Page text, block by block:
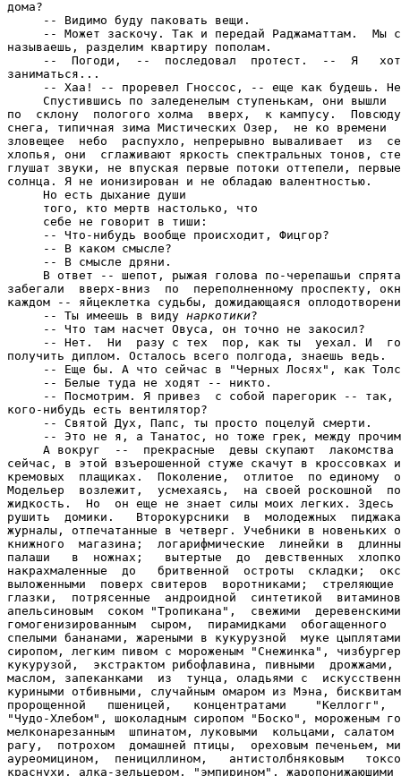
наркотики?
     -- Что там насчет Овуса, он точно не закосил?
-- Нет.  Ни  разу с тех  пор, как ты  уехал. И
получить диплом. Осталось всего полгода, знаешь ведь.
-- Еще бы. А что сейчас в "Черных Лосях", как
     -- Белые туда не ходят -- никто.
-- Посмотрим. Я привез  с собой парегорик -- так,
кого-нибудь есть вентилятор?
     -- Святой Дух, Папс, ты просто поцелуй смерти.
-- Это не я, а Танатос, но тоже грек, между
А вокруг  --  прекрасные  девы скупают  лакомства
сейчас, в этой взъерошенной стуже скачут в кроссовках
кремовых  плащиках.  Поколение,  отлитое  по единому
Модельер  возлежит,  усмехаясь,  на своей роскошной
жидкость.  Но  он еще не знает силы моих легких.
рушить  домики.   Второкурсники  в  молодежных
журналы, отпечатанные в четверг. Учебники в новеньких
книжного  магазина;  логарифмические  линейки в
палаши   в  ножнах;   вытертые  до  девственных
накрахмаленные  до   бритвенной  остроты  складки;
выложенными  поверх свитеров  воротниками;
глазки,  потрясенные  андроидной  синтетикой
апельсиновым  соком "Тропикана",  свежими
гомогенизированным  сыром,  пирамидками
спелыми бананами, жареными в кукурузной  муке
сиропом, легким пивом с мороженым "Снежинка",
кукурузой,  экстрактом рибофлавина, пивными  дрожжами,
маслом, запеканками  из  тунца, оладьями с
куриными отбивными, случайным омаром из Мэна,
пророщенной   пшеницей,   концентратами    "Келлогг",
"Чудо-Хлебом", шоколадным сиропом "Боско", мороженым
мелконарезанным  шпинатом, луковыми  кольцами, салатом
рагу,  потрохом  домашней птицы,  ореховым печеньем,
ауреомицином,  пенициллином,   антистолбняковым
краснухи, алка-зельцером, "эмпирином",